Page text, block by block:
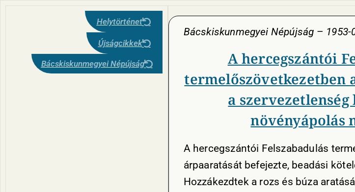
Helytörténet
Újságcikkek
Bácskiskunmegyei Népújság
Bácskiskunmegyei Népújság – 1953-
A hercegszántói
termelőszövetkezetben
a
növényápolás
A hercegszántói Felszabadulás
árpaaratását befejezte, beadási
Hozzákezdtek a rozs és búza